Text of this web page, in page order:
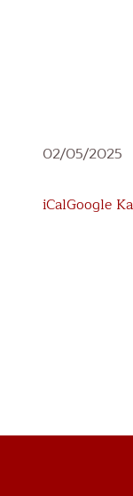
3.
4.
02/05/2025
iCalGoogle